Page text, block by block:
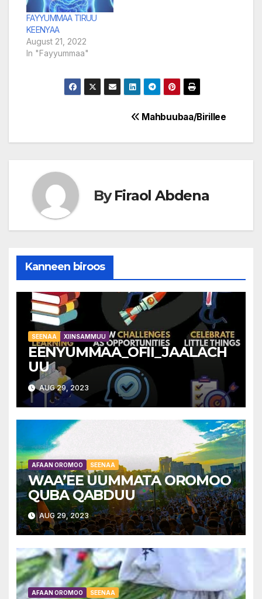
FAYYUMMAA TIRUU
KEENYAA
August 21, 2022
In "Fayyummaa"
navigation
Mahbuubaa/Birillee
ByFiraol Abdena
Kanneen biroos
SEENAA XIINSAMMUU
EENYUMMAA_OFII_JAALACH
UU
AUG 29, 2023
AFAAN OROMOO SEENAA
WAA’EE UUMMATA OROMOO
QUBA QABDUU
AUG 29, 2023
AFAAN OROMOO SEENAA